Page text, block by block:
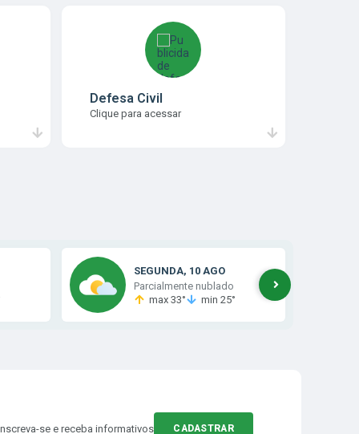
Defesa Civil
Clique para acessar
SEGUNDA 10 AGO
Parcialmente nublado
max 33°
min 25°
se e receba informativos CADASTRAR